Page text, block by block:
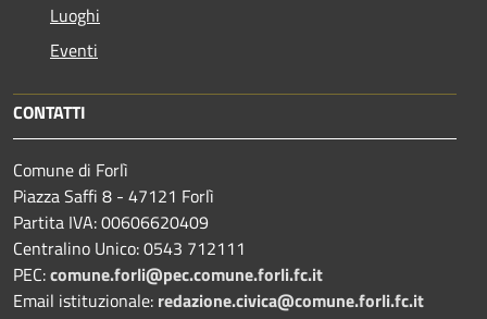
Luoghi
Eventi
CONTATTI
Comune di Forlì
Piazza Saffi 8 - 47121 Forlì
Partita IVA: 00606620409
Centralino Unico: 0543 712111
PEC:comune.forli@pec.comune.forli.fc.it
Email istituzionale: redazione.civica@comune.forli.fc.it